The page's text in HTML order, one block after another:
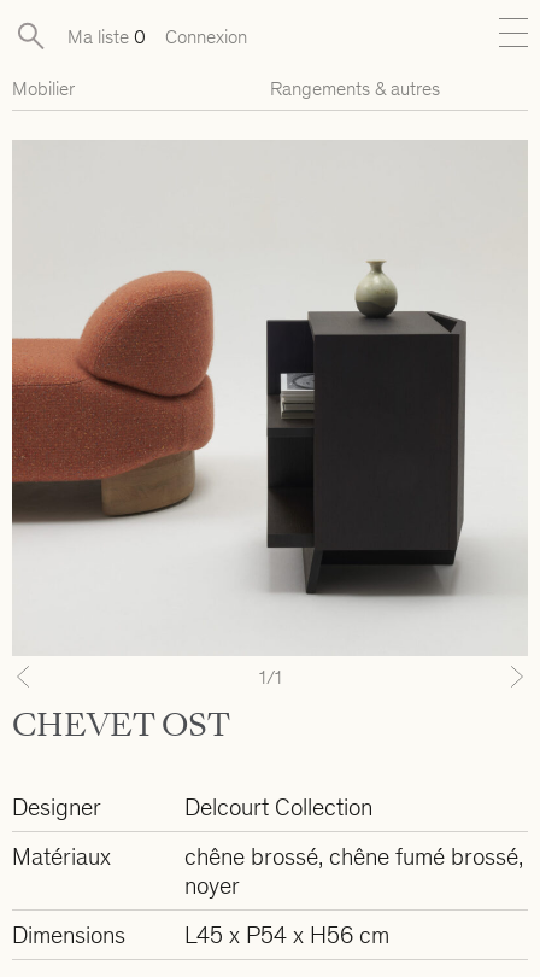
Nouveautés
Pièces disponibles
Designers
Journal
À propos Contact Presse
Mobilier Rangements & autres
Previous 1/1
CHEVET OST
Designer
Delcourt Collection
Matériaux
chêne brossé, chêne fumé brossé,
noyer
Dimensions
L45 x P54 x H56 cm
Ma liste 0 Connexion